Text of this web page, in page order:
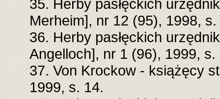
35. Herby pasłęckich
Merheim], nr 12 (95), 1998, s.
36. Herby pasłęckich
Angelloch], nr 1 (96), 1999, s.
37. Von Krockow - książęcy
1999, s. 14.